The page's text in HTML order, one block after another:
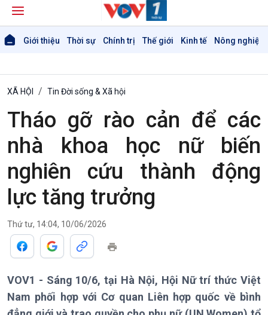
Giới thiệu Thời sự Chính trị Thế giới Kinh tế Nông nghiệp
XÃ HỘI Tin Đời sống & Xã hội
Tháo gỡ rào cản để các
nhà khoa học nữ biến
nghiên cứu thành động
lực tăng trưởng
Thứ tư, 14:04, 10/06/2026
VOV1 - Sáng 10/6, tại Hà Nội, Hội Nữ trí thức Việt
Nam phối hợp với Cơ quan Liên hợp quốc về bình